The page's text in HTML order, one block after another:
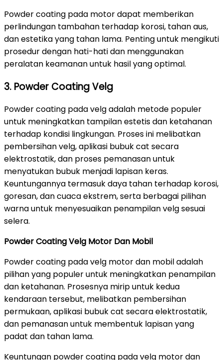
Powder coating pada motor dapat memberikan
perlindungan tambahan terhadap korosi, tahan aus,
dan estetika yang tahan lama. Penting untuk mengikuti
prosedur dengan hati-hati dan menggunakan
peralatan keamanan untuk hasil yang optimal.
3. Powder Coating Velg
Powder coating pada velg adalah metode populer
untuk meningkatkan tampilan estetis dan ketahanan
terhadap kondisi lingkungan. Proses ini melibatkan
pembersihan velg, aplikasi bubuk cat secara
elektrostatik, dan proses pemanasan untuk
menyatukan bubuk menjadi lapisan keras.
Keuntungannya termasuk daya tahan terhadap korosi,
goresan, dan cuaca ekstrem, serta berbagai pilihan
warna untuk menyesuaikan penampilan velg sesuai
selera.
Powder Coating Velg Motor Dan Mobil
Powder coating pada velg motor dan mobil adalah
pilihan yang populer untuk meningkatkan penampilan
dan ketahanan. Prosesnya mirip untuk kedua
kendaraan tersebut, melibatkan pembersihan
permukaan, aplikasi bubuk cat secara elektrostatik,
dan pemanasan untuk membentuk lapisan yang
padat dan tahan lama.
Keuntungan powder coating pada velg motor dan